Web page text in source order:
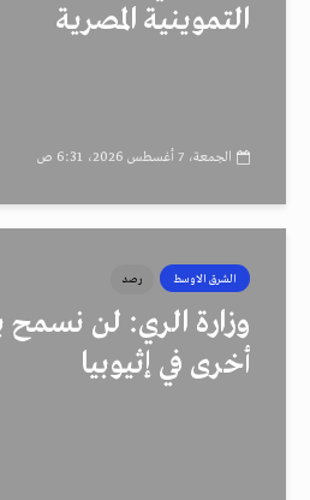
التموينية المصرية
الجمعة، 7 أغسطس 2026، 6:31 ص
الشرق الاوسط رصد
وزارة الري: لن نسمح
أخرى في إثيوبيا